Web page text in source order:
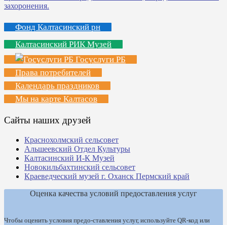
Фонд Калтасинский рн
Калтасинский РИК Музей
Госуслуги РБ
Права потребителей
Календарь праздников
Мы на карте Калтасов
Сайты наших друзей
Краснохолмский сельсовет
Альшеевский Отдел Культуры
Калтасинский И-К Музей
Новокильбахтинский сельсовет
Краеведческий музей г. Оханск Пермский край
Оценка качества условий предоставления услуг
Чтобы оценить условия предо-ставления услуг, используйте QR-код или